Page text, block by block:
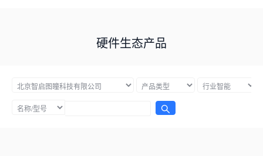
硬件生态产品